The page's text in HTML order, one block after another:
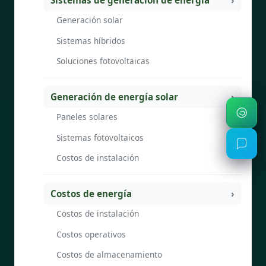
Generación solar
Sistemas híbridos
Soluciones fotovoltaicas
Generación de energía solar
Paneles solares
Sistemas fotovoltaicos
Costos de instalación
Costos de energía
Costos de instalación
Costos operativos
Costos de almacenamiento